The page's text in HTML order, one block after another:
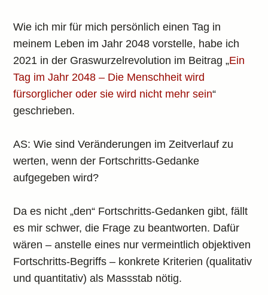
Wie ich mir für mich persönlich einen Tag in
meinem Leben im Jahr 2048 vorstelle, habe ich
2021 in der Graswurzelrevolution im Beitrag „Ein
Tag im Jahr 2048 – Die Menschheit wird
fürsorglicher oder sie wird nicht mehr sein“
geschrieben.
AS: Wie sind Veränderungen im Zeitverlauf zu
werten, wenn der Fortschritts-Gedanke
aufgegeben wird?
Da es nicht „den“ Fortschritts-Gedanken gibt, fällt
es mir schwer, die Frage zu beantworten. Dafür
wären – anstelle eines nur vermeintlich objektiven
Fortschritts-Begriffs – konkrete Kriterien (qualitativ
und quantitativ) als Massstab nötig.